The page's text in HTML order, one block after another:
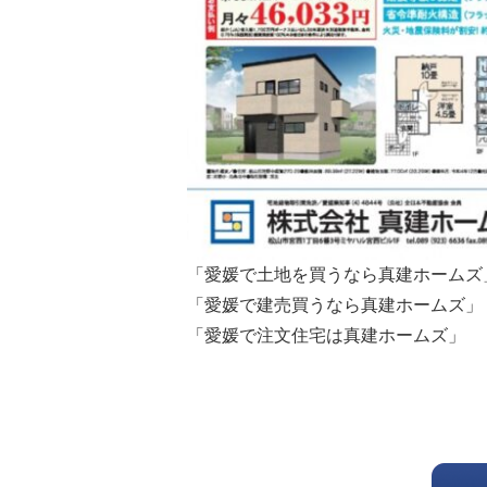
「愛媛で土地を買うなら真建ホームズ
「愛媛で建売買うなら真建ホームズ」
「愛媛で注文住宅は真建ホームズ」